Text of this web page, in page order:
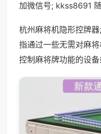
加微信号; kkss8691 随
杭州麻将机隐形控牌
指通过一些无需对麻
控制麻将牌功能的设备